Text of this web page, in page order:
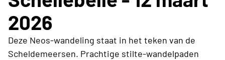
2026
Deze Neos-wandeling staat in het teken van de
Scheldemeersen. Prachtige stilte-wandelpaden